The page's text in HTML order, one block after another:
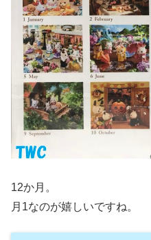
12か月。
月1なのが嬉しいですね。